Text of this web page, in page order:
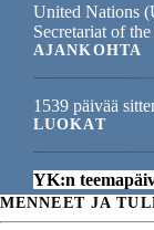
United Nations
Secretariat of
AJANKOHTA
1539 päivää
LUOKAT
YK:n
MENNEET JA